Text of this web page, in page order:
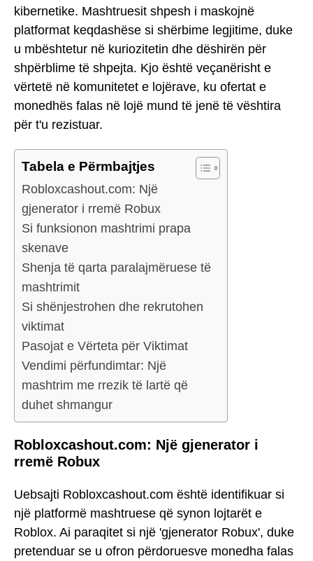
kibernetike. Mashtruesit shpesh i maskojnë
platformat keqdashëse si shërbime legjitime, duke
u mbështetur në kuriozitetin dhe dëshirën për
shpërblime të shpejta. Kjo është veçanërisht e
vërtetë në komunitetet e lojërave, ku ofertat e
monedhës falas në lojë mund të jenë të vështira
për t'u rezistuar.
Tabela e Përmbajtjes
Robloxcashout.com: Një
gjenerator i rremë Robux
Si funksionon mashtrimi prapa
skenave
Shenja të qarta paralajmëruese të
mashtrimit
Si shënjestrohen dhe rekrutohen
viktimat
Pasojat e Vërteta për Viktimat
Vendimi përfundimtar: Një
mashtrim me rrezik të lartë që
duhet shmangur
Robloxcashout.com: Një gjenerator i
rremë Robux
Uebsajti Robloxcashout.com është identifikuar si
një platformë mashtruese që synon lojtarët e
Roblox. Ai paraqitet si një 'gjenerator Robux', duke
pretenduar se u ofron përdoruesve monedha falas